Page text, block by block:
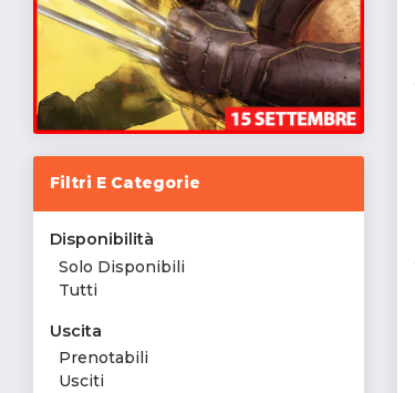
Filtri E Categorie
Disponibilità
Solo Disponibili
Tutti
Uscita
Prenotabili
Usciti